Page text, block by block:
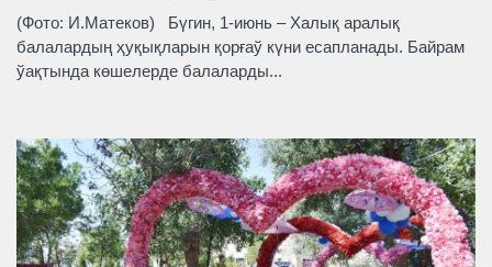
(Фото: И.Матеков) Бүгин, 1-июнь – Халық аралық
балалардың ҳуқықларын қорғаў күни есапланады. Байрам
ўақтында көшелерде балаларды...